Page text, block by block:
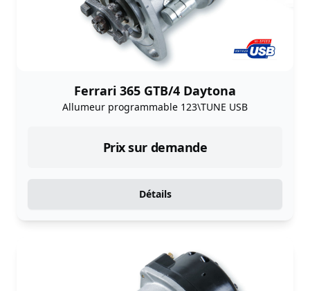
Ferrari 365 GTB/4 Daytona
Allumeur programmable 123\TUNE USB
Prix sur demande
Détails